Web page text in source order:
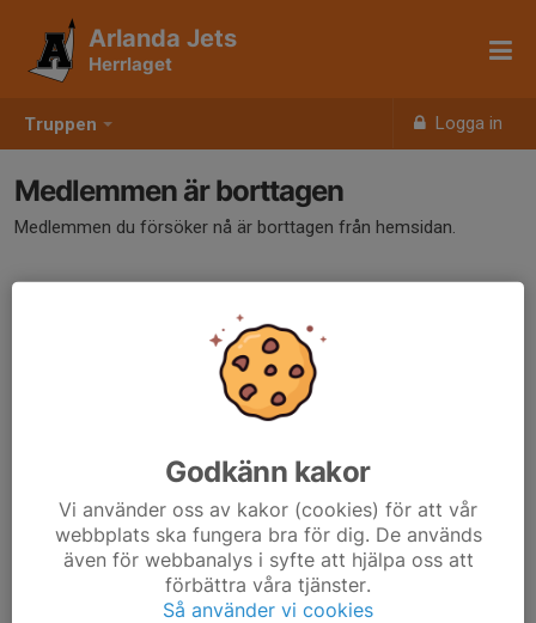
Truppen Logga in
Arlanda Jets
Herrlaget
Medlemmen är borttagen
Medlemmen du försöker nå är borttagen från hemsidan.
Godkänn kakor
Vi använder oss av kakor (cookies) för att vår
webbplats ska fungera bra för dig. De används
även för webbanalys i syfte att hjälpa oss att
förbättra våra tjänster.
Så använder vi cookies